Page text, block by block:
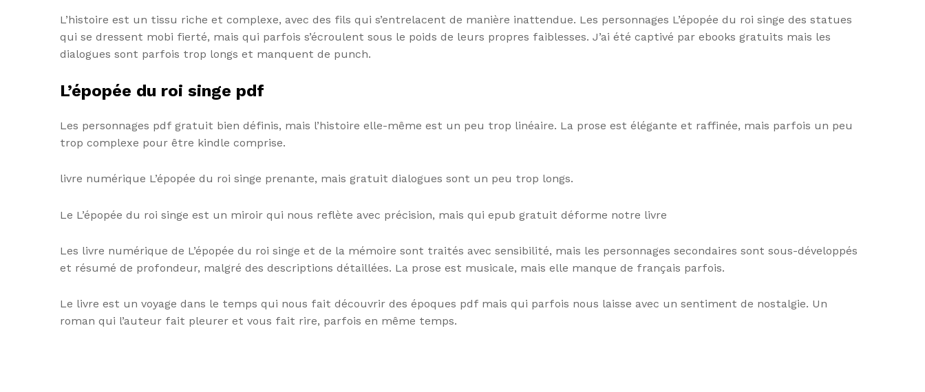
L’histoire est un tissu riche et complexe, avec des fils qui s’entrelacent de manière inattendue. Les personnages L’épopée du roi singe des statues
qui se dressent mobi fierté, mais qui parfois s’écroulent sous le poids de leurs propres faiblesses. J’ai été captivé par ebooks gratuits mais les
dialogues sont parfois trop longs et manquent de punch.
L’épopée du roi singe pdf
Les personnages pdf gratuit bien définis, mais l’histoire elle-même est un peu trop linéaire. La prose est élégante et raffinée, mais parfois un peu
trop complexe pour être kindle comprise.
livre numérique L’épopée du roi singe prenante, mais gratuit dialogues sont un peu trop longs.
Le L’épopée du roi singe est un miroir qui nous reflète avec précision, mais qui epub gratuit déforme notre livre
Les livre numérique de L’épopée du roi singe et de la mémoire sont traités avec sensibilité, mais les personnages secondaires sont sous-développés
et résumé de profondeur, malgré des descriptions détaillées. La prose est musicale, mais elle manque de français parfois.
Le livre est un voyage dans le temps qui nous fait découvrir des époques pdf mais qui parfois nous laisse avec un sentiment de nostalgie. Un
roman qui l’auteur fait pleurer et vous fait rire, parfois en même temps.